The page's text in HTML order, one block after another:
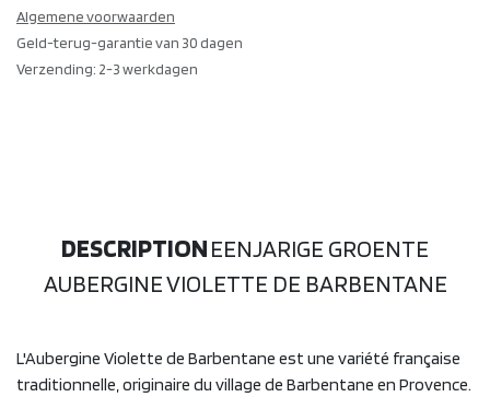
Algemene voorwaarden
Geld-terug-garantie van 30 dagen
Verzending: 2-3 werkdagen
DESCRIPTIONEENJARIGE GROENTE
AUBERGINE VIOLETTE DE BARBENTANE
L'Aubergine Violette de Barbentane est une variété française
traditionnelle, originaire du village de Barbentane en Provence.